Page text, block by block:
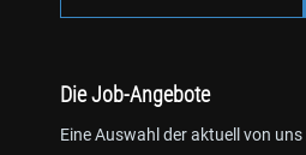
Die Job-Angebote
Eine Auswahl der aktuell von